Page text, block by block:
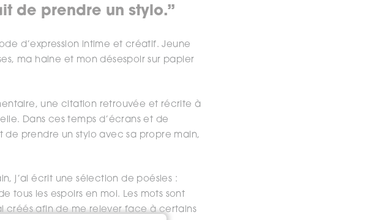
de prendre un stylo.”
d’expression intime et créatif. Jeune
ma haine et mon désespoir sur papier
une citation retrouvée et récrite à
Dans ces temps d’écrans et de
de prendre un stylo avec sa propre main,
j’ai écrit une sélection de poésies :
tous les espoirs en moi. Les mots sont
créés afin de me relever face à certains